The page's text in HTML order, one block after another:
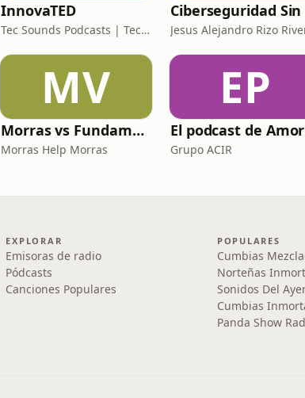
InnovaTED
Tec Sounds Podcasts | Tec de Monterrey Jesus Alejandro Rizo
MV
Morras vs Fundamentalismos
Morras Help Morras
EP
Grupo ACIR
EXPLORAR
Emisoras de radio
Pódcasts
Canciones Populares
POPULARES
Cumbias
Norteñas
Sonidos Del
Cumbias
Panda Show